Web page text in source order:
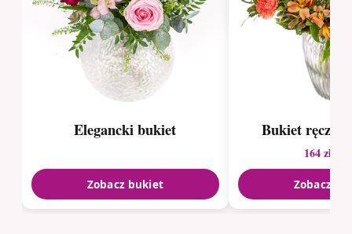
Elegancki bukiet
Zobacz bukiet
Bukiet
164 zł
Zobacz